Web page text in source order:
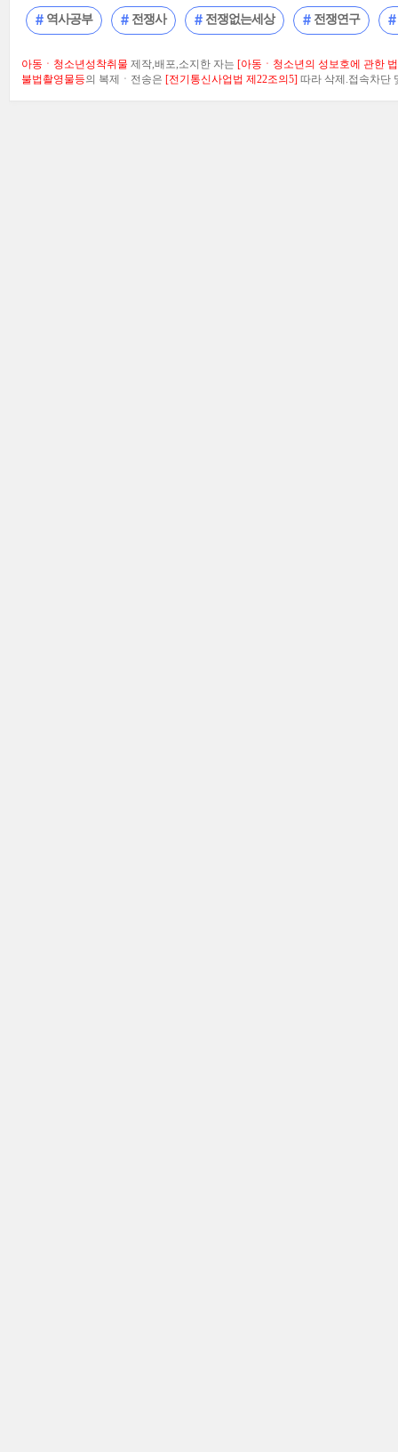
역사공부 전쟁사 전쟁없는세상 전쟁연구
아동ㆍ청소년성착취물 제작,배포,소지한 자는 [아동ㆍ청소년의 성보호에 관한
불법촬영물등의 복제ㆍ전송은 [전기통신사업법 제22조의5] 따라 삭제.접속차단